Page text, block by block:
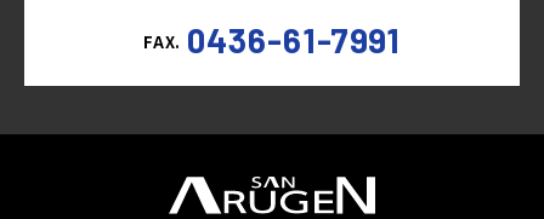
FAX. 0436-61-7991